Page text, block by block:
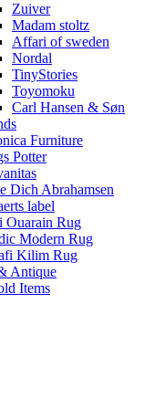
Zuiver
Madam stoltz
Affari of sweden
Nordal
TinyStories
Toyomoku
Carl Hansen & Søn
Furniture
Potter
Dich Abrahamsen
label
Ouarain Rug
Modern Rug
Kilim Rug
Antique
Items